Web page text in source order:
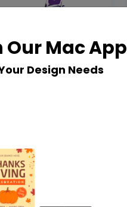
Mac App
Design Needs